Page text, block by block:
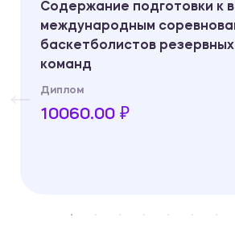
Содержание подготовки к
международным
баскетболистов
команд
Диплом
10060.00 ₽